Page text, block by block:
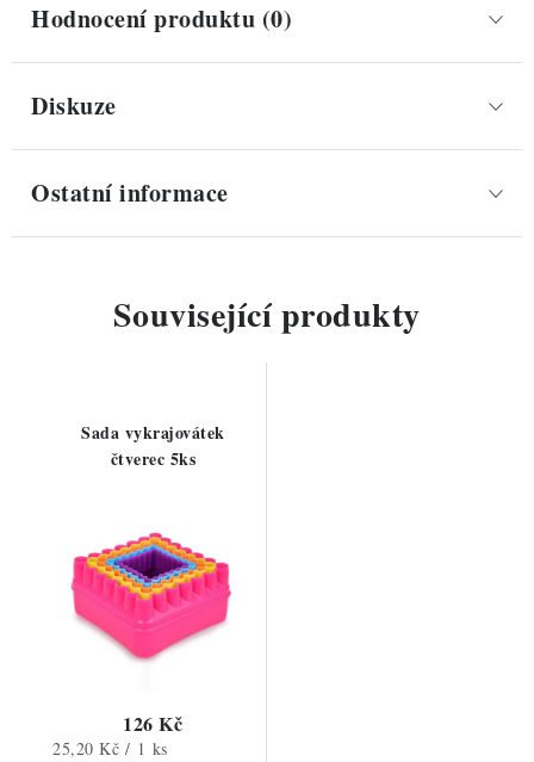
Hodnocení produktu (0)
Diskuze
Ostatní informace
Související produkty
Sada vykrajovátek
čtverec 5ks
126 Kč
Měrná
25,20 Kč / 1 ks